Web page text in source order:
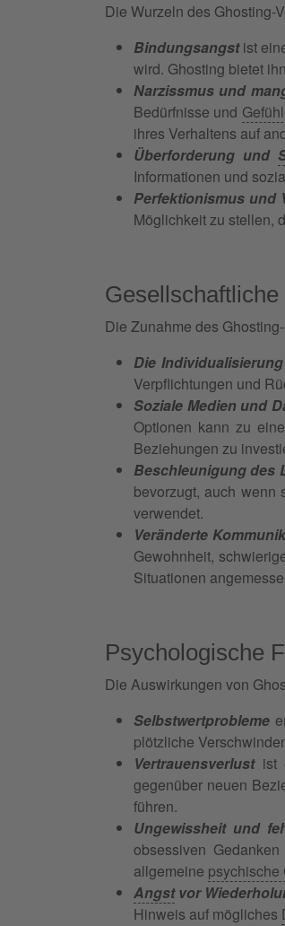
Die Wurzeln des Ghosting-
Bindungsangstist
wird. Ghosting bietet
Narzissmus und
Bedürfnisse und
ihres Verhaltens auf
Überforderung und
Informationen und
Perfektionismus und
Möglichkeit zu stellen,
Die Zunahme des
Die
Verpflichtungen und
Soziale Medien und
Optionen kann zu
Beziehungen zu
Beschleunigung des
bevorzugt, auch wenn
verwendet.
Veränderte
Gewohnheit,
Situationen
Psychologische
Die Auswirkungen von
Selbstwertprobleme
plötzliche
Vertrauensverlust ist
gegenüber neuen
führen.
Ungewissheit und
obsessiven
allgemeine psychische
Angstvor
Hinweis auf mögliches